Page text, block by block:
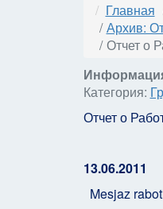
Главная
Архив:
Отчет о
Категория:
Отчет о
13.06.2011
Mesjaz